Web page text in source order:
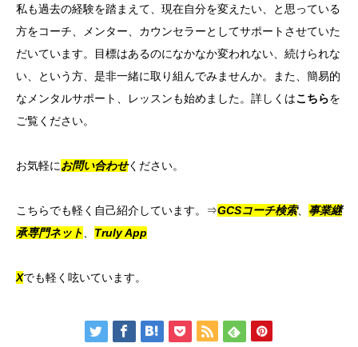
私も過去の経験を踏まえて、現在自分を変えたい、と思っている
方をコーチ、メンター、カウンセラーとしてサポートさせていた
だいています。目標はあるのになかなか変われない、続けられな
い、という方、是非一緒に取り組んでみませんか。また、簡易的
なメンタルサポート、レッスンも始めました。詳しくはこちらを
ご覧ください。
お気軽にお問い合わせください。
こちらでも軽く自己紹介しています。⇒GCSコーチ検索、 事業継
承専門ネット
Truly App
Xでも軽く呟いています。